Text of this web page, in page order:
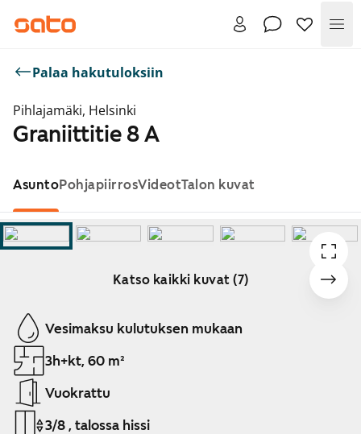
Palaa hakutuloksiin
Pihlajamäki, Helsinki
Graniittitie 8 A
AsuntoPohjapiirrosVideotTalon kuvat
Katso kaikki kuvat (7)
Näytetään dia 1 / 7
Vesimaksu kulutuksen mukaan
3h+kt, 60 m²
Vuokrattu
3/8 , talossa hissi